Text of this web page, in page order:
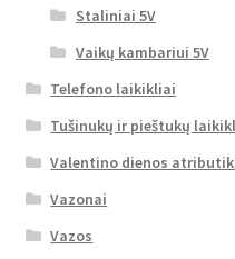
Staliniai 5V
Vaikų kambariui 5V
Telefono laikikliai
Tušinukų ir pieštukų
Valentino dienos
Vazonai
Vazos